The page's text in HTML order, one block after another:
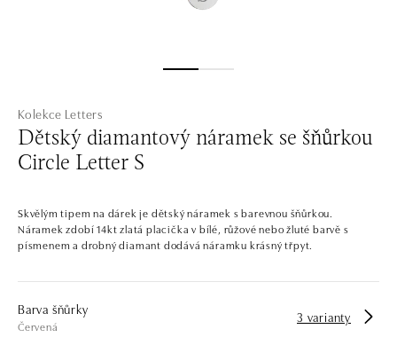
Kolekce Letters
Dětský diamantový náramek se šňůrkou
Circle Letter S
Skvělým tipem na dárek je dětský náramek s barevnou šňůrkou.
Náramek zdobí 14kt zlatá placička v bílé, růžové nebo žluté barvě s
písmenem a drobný diamant dodává náramku krásný třpyt.
Barva šňůrky
Červená
3 varianty